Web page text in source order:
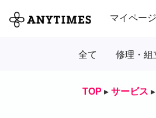
マイページ
全て 修理・組
TOP ▸ サービス ▸